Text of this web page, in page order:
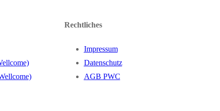
Rechtliches
Impressum
Datenschutz
AGB PWC